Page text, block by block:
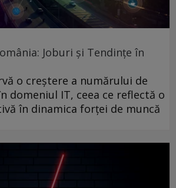
Joburi și Tendințe în
o creștere a numărului de
domeniul IT, ceea ce reflectă o
în dinamica forței de muncă